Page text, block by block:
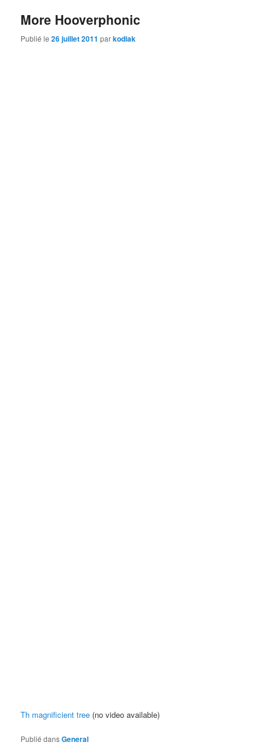
More Hooverphonic
Publié le26 juillet 2011 parkodiak
Th magnificient tree (no video available)
Publié dansGeneral